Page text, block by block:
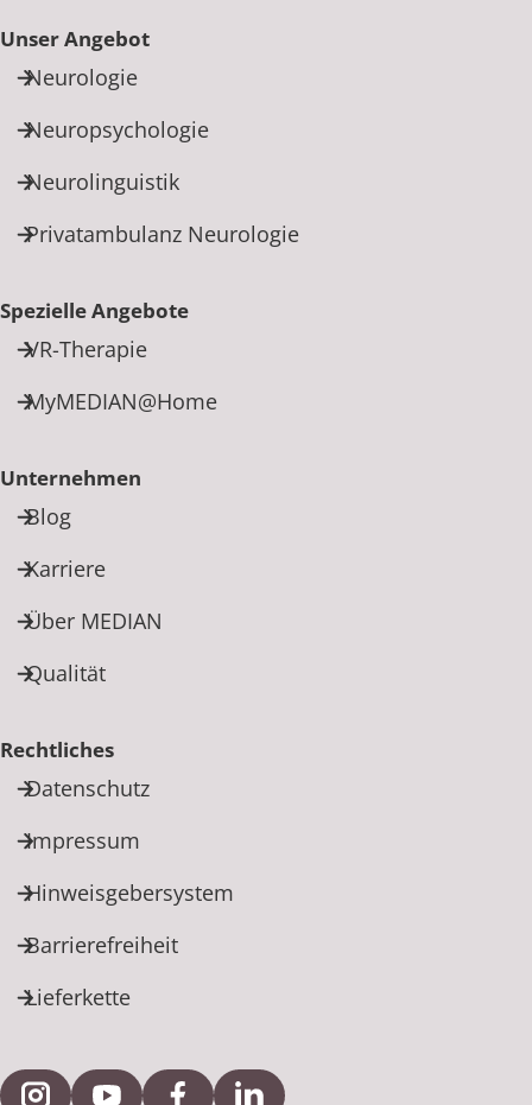
Unser Angebot
Neurologie
Neuropsychologie
Neurolinguistik
Privatambulanz Neurologie
Spezielle Angebote
VR-Therapie
MyMEDIAN@Home
Unternehmen
Blog
Karriere
Über MEDIAN
Qualität
Rechtliches
Datenschutz
Impressum
Hinweisgebersystem
Barrierefreiheit
Lieferkette